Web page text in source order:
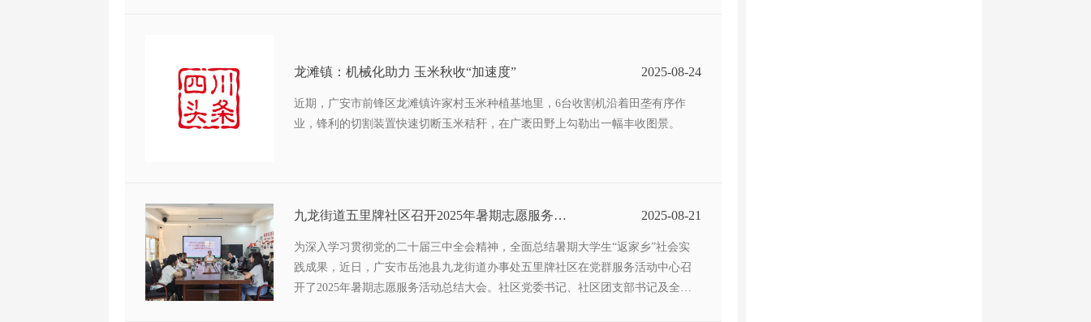
龙滩镇：机械化助力 玉米秋收“加速度” 2025-08-24
近期，广安市前锋区龙滩镇许家村玉米种植基地里，6台收割机沿着田垄有序作
业，锋利的切割装置快速切断玉米秸秆，在广袤田野上勾勒出一幅丰收图景。
九龙街道五里牌社区召开2025年暑期志愿服务活
2025-08-21
为深入学习贯彻党的二十届三中全会精神，全面总结暑期大学生“返家乡”社会实
践成果，近日，广安市岳池县九龙街道办事处五里牌社区在党群服务活动中心召
开了2025年暑期志愿服务活动总结大会。社区党委书记、社区团支部书记及全体